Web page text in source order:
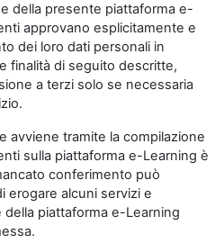
della presente piattaforma e-
approvano esplicitamente e
dei loro dati personali in
finalità di seguito descritte,
a terzi solo se necessaria
avviene tramite la compilazione
sulla piattaforma e-Learning è
conferimento può
erogare alcuni servizi e
piattaforma e-Learning